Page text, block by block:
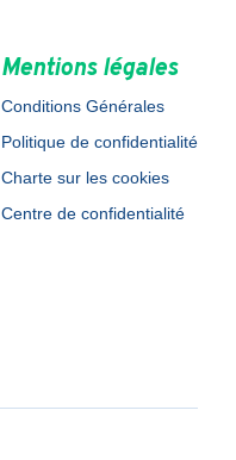
Mentions légales
Conditions Générales
Politique de confidentialité
Charte sur les cookies
Centre de confidentialité